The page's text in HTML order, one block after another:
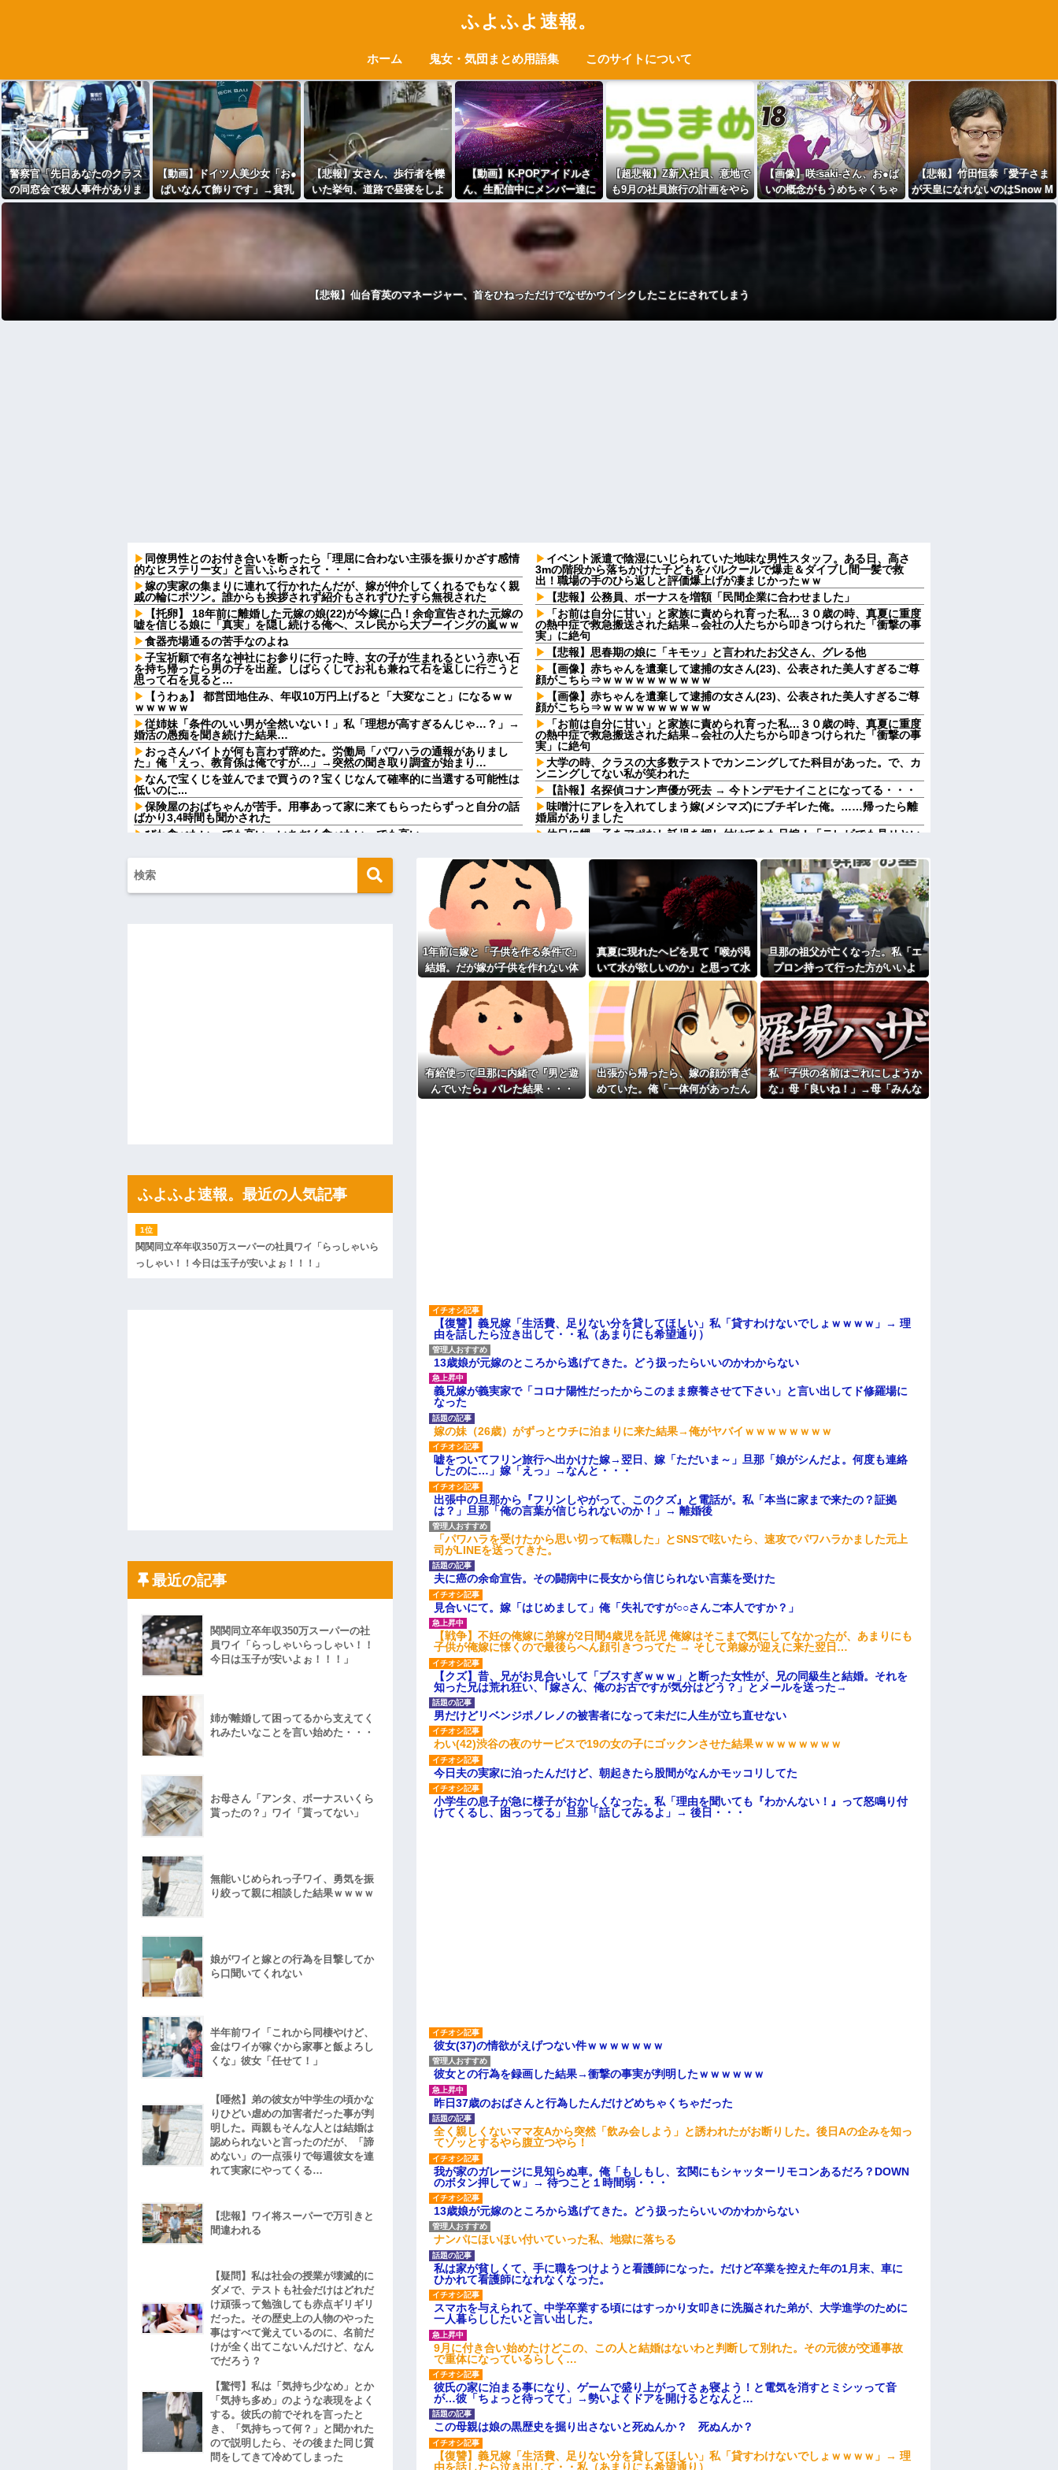
ふよふよ速報。
ホーム 鬼女・気団まとめ用語集 このサイトについて
警察官「先日あなたのクラス
の同窓会で殺人事件がありま
して…」ワイ「…ちょっと待
【動画】ドイツ人美少女「お●
ぱいなんて飾りです」→貧乳
でも次元が違うと話題に
【悲報】女さん、歩行者を轢
いた挙句、道路で昼寝をしよ
うとしてしまう
【動画】K-POPアイドルさ
ん、生配信中にメンバー達に
チクビを弄られてしまう
【超悲報】Z新入社員、意地で
も9月の社員旅行の計画をやら
ないｗｗｗ
【画像】咲-saki-さん、お●ぱ
いの概念がもうめちゃくちゃ
ｗｗｗｗｗ
【悲報】竹田恒泰「愛子さま
が天皇になれないのはSnow M
anに女がいないのと同じ」X民
【悲報】仙台育英のマネージャー、首をひねっただけでなぜかウインクしたことにされてしまう
同僚男性とのお付き合いを断ったら「理屈に合わない主張を振りかざす感情
的なヒステリー女」と言いふらされて・・・
嫁の実家の集まりに連れて行かれたんだが、嫁が仲介してくれるでもなく親
戚の輪にポツン。誰からも挨拶されず紹介もされずひたすら無視された
【托卵】 18年前に離婚した元嫁の娘(22)が今嫁に凸！余命宣告された元嫁の
嘘を信じる娘に「真実」を隠し続ける俺へ、スレ民から大ブーイングの嵐ｗｗ
食器売場通るの苦手なのよね
子宝祈願で有名な神社にお参りに行った時、女の子が生まれるという赤い石
を持ち帰ったら男の子を出産。しばらくしてお礼も兼ねて石を返しに行こうと
思って石を見ると…
【うわぁ】 都営団地住み、年収10万円上げると「大変なこと」になるｗｗ
ｗｗｗｗｗ
従姉妹「条件のいい男が全然いない！」私「理想が高すぎるんじゃ…？」→
婚活の愚痴を聞き続けた結果…
おっさんバイトが何も言わず辞めた。労働局「パワハラの通報がありまし
た」俺「えっ、教育係は俺ですが…」→突然の聞き取り調査が始まり…
なんで宝くじを並んでまで買うの？宝くじなんて確率的に当選する可能性は
低いのに...
保険屋のおばちゃんが苦手。用事あって家に来てもらったらずっと自分の話
ばかり3,4時間も聞かされた
びわ食べたい。でも高い。いちぢく食べたい。でも高い
イジメられて全寮制だから逃げ出すこともできなかった→あるイジっ子が自...
女「43億円注文して………キャンセルっと！」←こいつの目的
【怒報】国税庁「あのさぁ！君らがちゃんと納税してくれないとこうなっち
政府「増税」敵「増税すんな！増税メガネ！」→政府「減税」敵「減税すん
【衝撃】若い女の子からする「甘い匂い」の正体、まさか分からないDTな
【驚愕】マチアプで会った外国人からまさかの『こう』言われたんやがこれ
出張から帰ったら、嫁の顔が青ざめていた。俺「一体何があったんだ？」嫁
ハードオフに売っていた4万4000円のフィギュアがヤバすぎるｗｗｗｗｗｗ
私「ちょっと、人の家の金庫触らないでよ！」キチママ『そこに金庫があっ
たから、開けてみようとしただけ☆』義兄「泥は出てけ！二度と来るな！」結
私「初めて飲む味だけどなんのお茶？」彼「ちっ！」私「」
【ネット騒然】惨殺されたタワマン頂き女子のこの動画、すげえええええｗ
ｗｗｗｗｗｗｗｗｗｗ
【愕然】白のクラウン俺氏、高速道路左車線を制限速度で走った結果
wwwwwwwwwwww
百年の恋12-899 食べた量を張り合ってくる
【悲報】佐藤輝明・・・２軍でも盛大にやらかす←あまり悲しませないでく
イベント派遣で陰湿にいじられていた地味な男性スタッフ。ある日、高さ
3mの階段から落ちかけた子どもをパルクールで爆走＆ダイブし間一髪で救
出！職場の手のひら返しと評価爆上げが凄まじかったｗｗ
【悲報】公務員、ボーナスを増額「民間企業に合わせました」
「お前は自分に甘い」と家族に責められ育った私…３０歳の時、真夏に重度
の熱中症で救急搬送された結果→会社の人たちから叩きつけられた「衝撃の事
実」に絶句
【悲報】思春期の娘に「キモッ」と言われたお父さん、グレる他
【画像】赤ちゃんを遺棄して逮捕の女さん(23)、公表された美人すぎるご尊
顔がこちら⇒ｗｗｗｗｗｗｗｗｗｗ
【画像】赤ちゃんを遺棄して逮捕の女さん(23)、公表された美人すぎるご尊
顔がこちら⇒ｗｗｗｗｗｗｗｗｗｗ
「お前は自分に甘い」と家族に責められ育った私…３０歳の時、真夏に重度
の熱中症で救急搬送された結果→会社の人たちから叩きつけられた「衝撃の事
実」に絶句
大学の時、クラスの大多数テストでカンニングしてた科目があった。で、カ
ンニングしてない私が笑われた
【訃報】名探偵コナン声優が死去 → 今トンデモナイことになってる・・・
味噌汁にアレを入れてしまう嫁(メシマズ)にブチギレた俺。……帰ったら離
婚届がありました
休日に甥っ子をアポなし託児を押し付けてきた兄嫁！「テレビでも見せとい
「今思えばなんであんなに夢中になったんやろ…」と思うコンテンツ
映画デートの予定をドタキャンされて、見てない映画のチケ代を奢らされ
て、これはダメだと思って別れたよ
【画像】思わず保存したくなる「笑える画像・最高な画像」貼っていけｗｗ
ｗｗｗ
【修羅場】不妊と判明した夫、前妻の娘に「実の子じゃない！」と訴えた結
果ｗｗｗｗ
33歳くらいから太ったせいか加齢で＊が緩んだのかチョビッと漏れるように
なった
相手がどんなパイプ持っているかも知れないのに…
高校３年生の女です。家が嫌いすぎて家を出て現在養護施設で暮らしていま
旦那の祖父が亡くなった。私「エプロン持って行った方がいいよね」旦那
「余計な出費すんな。そんなもん買うなら今後一切金を出さねぇぞ」私「え
っ…」
主な税金の成り立ちを調べてみたよ
1年前に嫁と「子供を作る条件で」
結婚。だが嫁が子供を作れない体
だと知ったので離婚へ。
真夏に現れたヘビを見て「喉が渇
いて水が欲しいのか」と思って水
を注いだ。ヘビは夢中で飲んで姿
を消し…
旦那の祖父が亡くなった。私「エ
プロン持って行った方がいいよ
ね」旦那「余計な出費すんな。そ
んなもん買うなら今後一切金を出
さねぇぞ」私「えっ…」
有給使って旦那に内緒で『男と遊
んでいたら』バレた結果・・・
出張から帰ったら、嫁の顔が青ざ
めていた。俺「一体何があったん
私「子供の名前はこれにしようか
な」母「良いね！」→母「みんな
【復讐】義兄嫁「生活費、足りない分を貸してほしい」私「貸すわけないでしょｗｗｗｗ」→ 理
由を話したら泣き出して・・私（あまりにも希望通り）
13歳娘が元嫁のところから逃げてきた。どう扱ったらいいのかわからない
義兄嫁が義実家で「コロナ陽性だったからこのまま療養させて下さい」と言い出してド修羅場に
なった
嫁の妹（26歳）がずっとウチに泊まりに来た結果→俺がヤバイｗｗｗｗｗｗｗｗ
嘘をついてフリン旅行へ出かけた嫁→翌日、嫁「ただいま～」旦那「娘がシんだよ。何度も連絡
したのに…」嫁「えっ」→なんと・・・
出張中の旦那から『フリンしやがって、このクズ』と電話が。私「本当に家まで来たの？証拠
は？」旦那「俺の言葉が信じられないのか！」→ 離婚後
「パワハラを受けたから思い切って転職した」とSNSで呟いたら、速攻でパワハラかました元上
司がLINEを送ってきた。
夫に癌の余命宣告。その闘病中に長女から信じられない言葉を受けた
見合いにて。嫁「はじめまして」俺「失礼ですが○○さんご本人ですか？」
【戦争】不妊の俺嫁に弟嫁が2日間4歳児を託児 俺嫁はそこまで気にしてなかったが、あまりにも
子供が俺嫁に懐くので最後らへん顔引きつってた → そして弟嫁が迎えに来た翌日…
【クズ】昔、兄がお見合いして「ブスすぎｗｗｗ」と断った女性が、兄の同級生と結婚。それを
知った兄は荒れ狂い、｢嫁さん、俺のお古ですが気分はどう？」とメールを送った→
男だけどリベンジポノレノの被害者になって未だに人生が立ち直せない
わい(42)渋谷の夜のサービスで19の女の子にゴックンさせた結果ｗｗｗｗｗｗｗｗ
今日夫の実家に泊ったんだけど、朝起きたら股間がなんかモッコリしてた
小学生の息子が急に様子がおかしくなった。私「理由を聞いても『わかんない！』って怒鳴り付
けてくるし、困っってる」旦那「話してみるよ」→ 後日・・・
彼女(37)の情欲がえげつない件ｗｗｗｗｗｗｗ
彼女との行為を録画した結果→衝撃の事実が判明したｗｗｗｗｗｗ
昨日37歳のおばさんと行為したんだけどめちゃくちゃだった
全く親しくないママ友Aから突然「飲み会しよう」と誘われたがお断りした。後日Aの企みを知っ
てゾッとするやら腹立つやら！
我が家のガレージに見知らぬ車。俺「もしもし、玄関にもシャッターリモコンあるだろ？DOWN
のボタン押してｗ」→ 待つこと１時間弱・・・
13歳娘が元嫁のところから逃げてきた。どう扱ったらいいのかわからない
ナンパにほいほい付いていった私、地獄に落ちる
私は家が貧しくて、手に職をつけようと看護師になった。だけど卒業を控えた年の1月末、車に
ひかれて看護師になれなくなった。
スマホを与えられて、中学卒業する頃にはすっかり女叩きに洗脳された弟が、大学進学のために
一人暮らししたいと言い出した。
9月に付き合い始めたけどこの、この人と結婚はないわと判断して別れた。その元彼が交通事故
で重体になっているらしく…
彼氏の家に泊まる事になり、ゲームで盛り上がってさぁ寝よう！と電気を消すとミシッって音
が…彼「ちょっと待ってて」→勢いよくドアを開けるとなんと…
この母親は娘の黒歴史を掘り出さないと死ぬんか？ 死ぬんか？
【復讐】義兄嫁「生活費、足りない分を貸してほしい」私「貸すわけないでしょｗｗｗｗ」→ 理
由を話したら泣き出して・・私（あまりにも希望通り）
ふよふよ速報。最近の人気記事
関関同立卒年収350万スーパーの社員ワイ「らっしゃいら
っしゃい！！今日は玉子が安いよぉ！！！」
最近の記事
関関同立卒年収350万スーパーの社
員ワイ「らっしゃいらっしゃい！！
今日は玉子が安いよぉ！！！」
姉が離婚して困ってるから支えてく
れみたいなことを言い始めた・・・
お母さん「アンタ、ボーナスいくら
貰ったの？」ワイ「貰ってない」
無能いじめられっ子ワイ、勇気を振
り絞って親に相談した結果ｗｗｗｗ
娘がワイと嫁との行為を目撃してか
ら口聞いてくれない
半年前ワイ「これから同棲やけど、
金はワイが稼ぐから家事と飯よろし
くな」彼女「任せて！」
【唖然】弟の彼女が中学生の頃かな
りひどい虐めの加害者だった事が判
明した。両親もそんな人とは結婚は
認められないと言ったのだが、「諦
めない」の一点張りで毎週彼女を連
れて実家にやってくる…
【悲報】ワイ将スーパーで万引きと
間違われる
【疑問】私は社会の授業が壊滅的に
ダメで、テストも社会だけはどれだ
け頑張って勉強しても赤点ギリギリ
だった。その歴史上の人物のやった
事はすべて覚えているのに、名前だ
けが全く出てこないんだけど、なん
でだろう？
【驚愕】私は「気持ち少なめ」とか
「気持ち多め」のような表現をよく
する。彼氏の前でそれを言ったと
き、「気持ちって何？」と聞かれた
ので説明したら、その後また同じ質
問をしてきて冷めてしまった